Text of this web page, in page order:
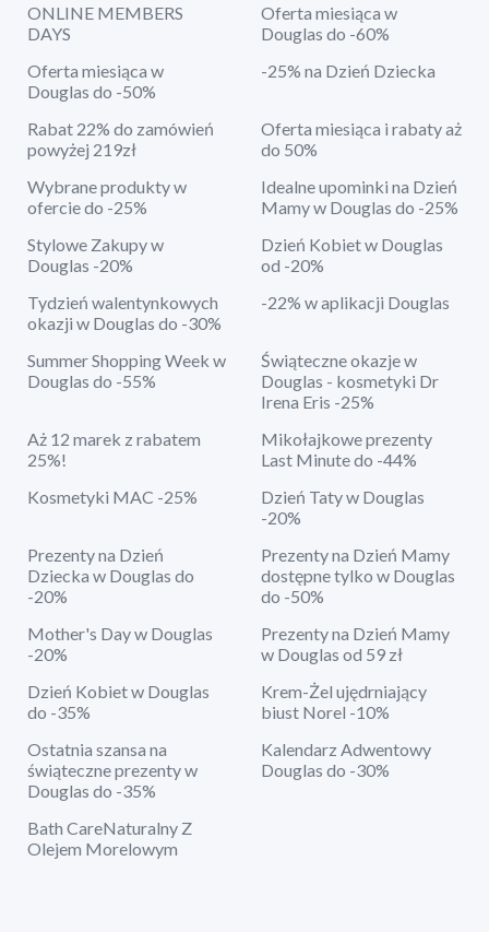
ONLINE MEMBERS
DAYS
Oferta miesiąca w
Douglas do -60%
Oferta miesiąca w
Douglas do -50%
-25% na Dzień Dziecka
Rabat 22% do zamówień
powyżej 219zł
Oferta miesiąca i rabaty aż
do 50%
Wybrane produkty w
ofercie do -25%
Idealne upominki na Dzień
Mamy w Douglas do -25%
Stylowe Zakupy w
Douglas -20%
Dzień Kobiet w Douglas
od -20%
Tydzień walentynkowych
okazji w Douglas do -30%
-22% w aplikacji Douglas
Summer Shopping Week w
Douglas do -55%
Świąteczne okazje w
Douglas - kosmetyki Dr
Irena Eris -25%
Aż 12 marek z rabatem
25%!
Mikołajkowe prezenty
Last Minute do -44%
Kosmetyki MAC -25%
Dzień Taty w Douglas
-20%
Prezenty na Dzień
Dziecka w Douglas do
-20%
Prezenty na Dzień Mamy
dostępne tylko w Douglas
do -50%
Mother's Day w Douglas
-20%
Prezenty na Dzień Mamy
w Douglas od 59 zł
Dzień Kobiet w Douglas
do -35%
Krem-Żel ujędrniający
biust Norel -10%
Ostatnia szansa na
świąteczne prezenty w
Douglas do -35%
Kalendarz Adwentowy
Douglas do -30%
Bath CareNaturalny Z
Olejem Morelowym